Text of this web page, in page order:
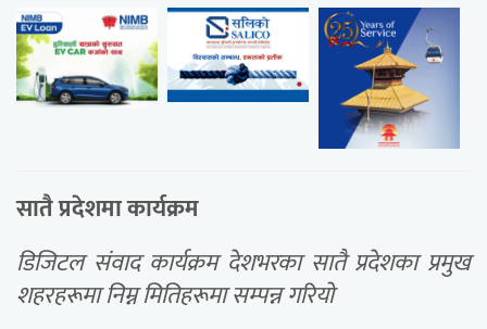
सातै प्रदेशमा कार्यक्रम
डिजिटल संवाद कार्यक्रम देशभरका सातै प्रदेशका प्रमुख
शहरहरूमा निम्न मितिहरूमा सम्पन्न गरियो